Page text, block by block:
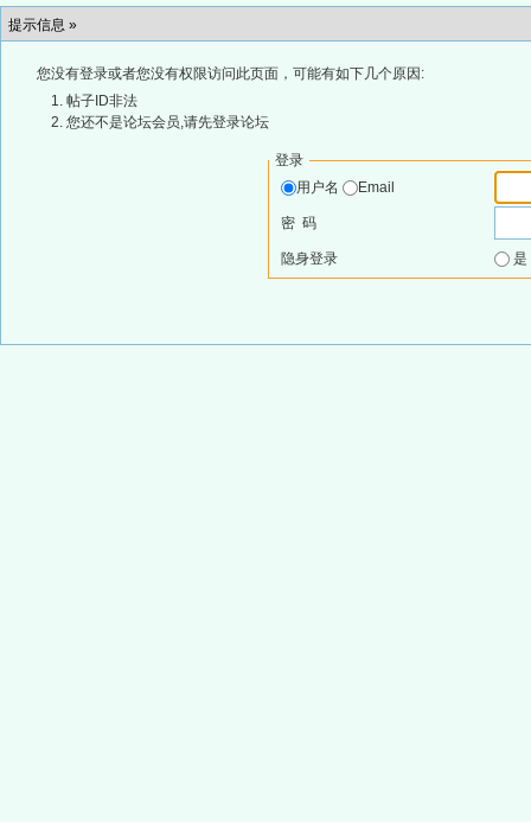
提示信息 »
您没有登录或者您没有权限访问此页面，可能有如下几个原因:
帖子ID非法
您还不是论坛会员,请先登录论坛
登录
用户名
Email
密 码
隐身登录